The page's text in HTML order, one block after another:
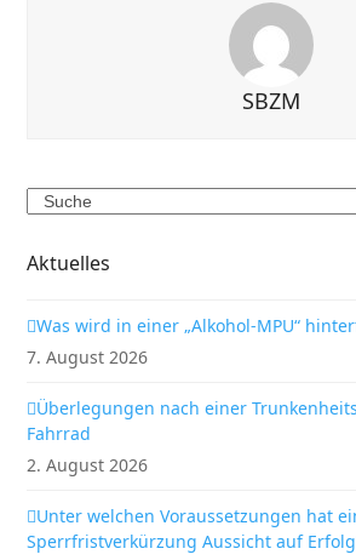
SBZM
Search
Aktuelles
Was wird in einer „Alkohol-MPU“
7. August 2026
Überlegungen nach einer
Fahrrad
2. August 2026
Unter welchen Voraussetzungen hat
Sperrfristverkürzung Aussicht auf